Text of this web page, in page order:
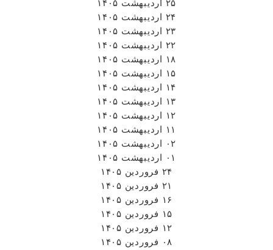
۲۵ اردیبهشت ۱۴۰۵
۲۴ اردیبهشت ۱۴۰۵
۲۳ اردیبهشت ۱۴۰۵
۲۲ اردیبهشت ۱۴۰۵
۱۸ اردیبهشت ۱۴۰۵
۱۵ اردیبهشت ۱۴۰۵
۱۴ اردیبهشت ۱۴۰۵
۱۳ اردیبهشت ۱۴۰۵
۱۲ اردیبهشت ۱۴۰۵
۱۱ اردیبهشت ۱۴۰۵
۰۲ اردیبهشت ۱۴۰۵
۰۱ اردیبهشت ۱۴۰۵
۲۴ فروردین ۱۴۰۵
۲۱ فروردین ۱۴۰۵
۱۶ فروردین ۱۴۰۵
۱۵ فروردین ۱۴۰۵
۱۲ فروردین ۱۴۰۵
۰۸ فروردین ۱۴۰۵